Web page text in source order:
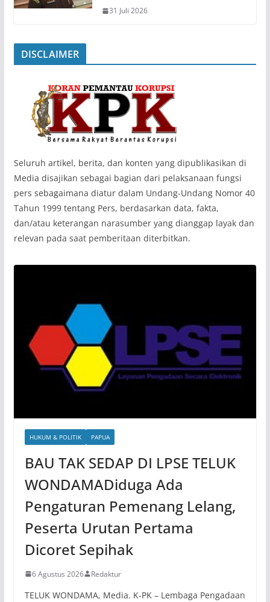
31 Juli 2026
DISCLAIMER
‎Seluruh artikel, berita, dan konten yang dipublikasikan di
Media disajikan sebagai bagian dari pelaksanaan fungsi
pers sebagaimana diatur dalam Undang-Undang Nomor 40
Tahun 1999 tentang Pers, berdasarkan data, fakta,
dan/atau keterangan narasumber yang dianggap layak dan
relevan pada saat pemberitaan diterbitkan.
HUKUM & POLITIK PAPUA
BAU TAK SEDAP DI LPSE TELUK
WONDAMADiduga Ada
Pengaturan Pemenang Lelang,
Peserta Urutan Pertama
Dicoret Sepihak
6 Agustus 2026 Redaktur
TELUK WONDAMA, Media. K-PK – Lembaga Pengadaan